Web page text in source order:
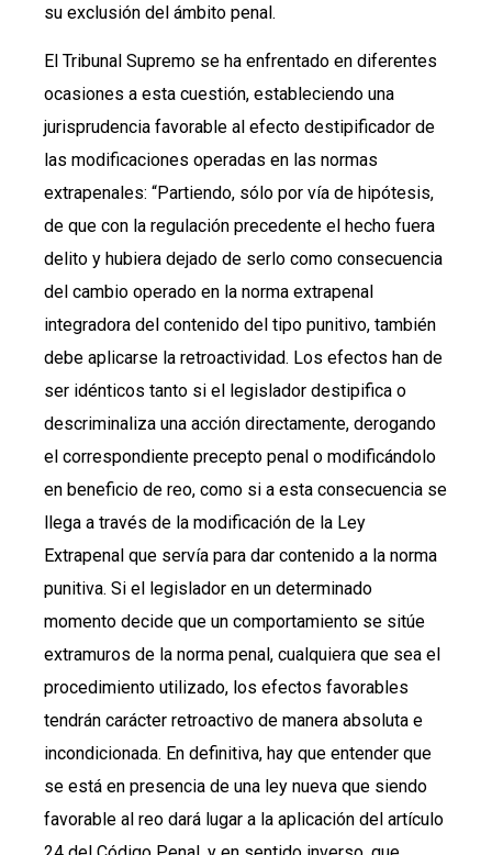
su exclusión del ámbito penal.
El Tribunal Supremo se ha enfrentado en diferentes
ocasiones a esta cuestión, estableciendo una
jurisprudencia favorable al efecto destipificador de
las modificaciones operadas en las normas
extrapenales: “Partiendo, sólo por vía de hipótesis,
de que con la regulación precedente el hecho fuera
delito y hubiera dejado de serlo como consecuencia
del cambio operado en la norma extrapenal
integradora del contenido del tipo punitivo, también
debe aplicarse la retroactividad. Los efectos han de
ser idénticos tanto si el legislador destipifica o
descriminaliza una acción directamente, derogando
el correspondiente precepto penal o modificándolo
en beneficio de reo, como si a esta consecuencia se
llega a través de la modificación de la Ley
Extrapenal que servía para dar contenido a la norma
punitiva. Si el legislador en un determinado
momento decide que un comportamiento se sitúe
extramuros de la norma penal, cualquiera que sea el
procedimiento utilizado, los efectos favorables
tendrán carácter retroactivo de manera absoluta e
incondicionada. En definitiva, hay que entender que
se está en presencia de una ley nueva que siendo
favorable al reo dará lugar a la aplicación del artículo